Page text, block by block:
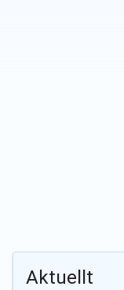
Aktuellt